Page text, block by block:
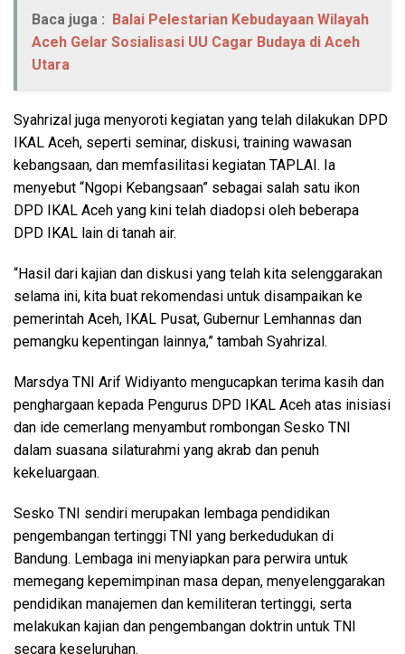
Baca juga : Balai Pelestarian Kebudayaan Wilayah
Aceh Gelar Sosialisasi UU Cagar Budaya di Aceh
Utara
Syahrizal juga menyoroti kegiatan yang telah dilakukan DPD
IKAL Aceh, seperti seminar, diskusi, training wawasan
kebangsaan, dan memfasilitasi kegiatan TAPLAI. Ia
menyebut “Ngopi Kebangsaan” sebagai salah satu ikon
DPD IKAL Aceh yang kini telah diadopsi oleh beberapa
DPD IKAL lain di tanah air.
“Hasil dari kajian dan diskusi yang telah kita selenggarakan
selama ini, kita buat rekomendasi untuk disampaikan ke
pemerintah Aceh, IKAL Pusat, Gubernur Lemhannas dan
pemangku kepentingan lainnya,” tambah Syahrizal.
Marsdya TNI Arif Widiyanto mengucapkan terima kasih dan
penghargaan kepada Pengurus DPD IKAL Aceh atas inisiasi
dan ide cemerlang menyambut rombongan Sesko TNI
dalam suasana silaturahmi yang akrab dan penuh
kekeluargaan.
Sesko TNI sendiri merupakan lembaga pendidikan
pengembangan tertinggi TNI yang berkedudukan di
Bandung. Lembaga ini menyiapkan para perwira untuk
memegang kepemimpinan masa depan, menyelenggarakan
pendidikan manajemen dan kemiliteran tertinggi, serta
melakukan kajian dan pengembangan doktrin untuk TNI
secara keseluruhan.